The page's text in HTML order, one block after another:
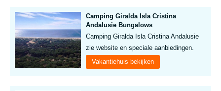
Camping Giralda Isla Cristina
Andalusie Bungalows
Camping Giralda Isla Cristina Andalusie
zie website en speciale aanbiedingen.
Vakantiehuis bekijken